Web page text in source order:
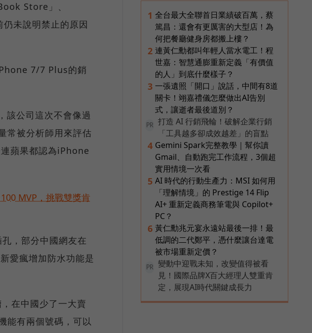
Store」、
未說明禁止的原因
7/7 Plus的銷
該公司這次不會像過
常被分析師用來評估
蘋果都認為iPhone
MVP，挑戰雙獎肯
，部分中國網友在
愛瘋增加防水功能是
在中國少了一大賣
能有兩個號碼，可以
1 全台最大全聯首日業績破百萬，蔡
篤昌：還會有更厲害的大型店！為
何把餐廳健身房都搬上樓？
2 連黃仁勳都叫年輕人當水電工！程
世嘉：智慧通膨重新定義「有價值
的人」到底什麼樣子？
3 一張遺照「開口」說話，中間有8道
關卡！翊嘉禮儀怎麼做出AI告別
式，讓逝者最後道別？
PR
打造 AI 行銷飛輪！破解企業行銷
「工具越多卻成效越差」的盲點
4 Gemini Spark完整教學｜幫你讀
Gmail、自動跑完工作流程，3個超
實用情境一次看
5 AI 時代的行動生產力：MSI 如何用
「理解情境」的 Prestige 14 Flip
AI+ 重新定義商務筆電與 Copilot+
PC？
6 黃仁勳兆元宴永遠站最後一排！最
低調的二代鄭平，憑什麼讓台達電
被市場重新定價？
PR
變動中迎戰未知，改變值得被看
見！國際品牌X百大經理人雙重肯
定，展現AI時代關鍵成長力